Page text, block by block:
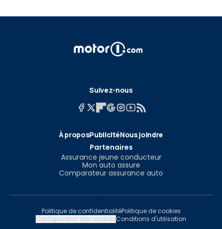
Suivez-nous
À proposPublicitéNous joindre
Partenaires
Assurance jeune conducteur
Mon auto assure
Comparateur assurance auto
Politique de confidentialitéPolitique de cookies
Configuration des cookiesConditions d'utilisation